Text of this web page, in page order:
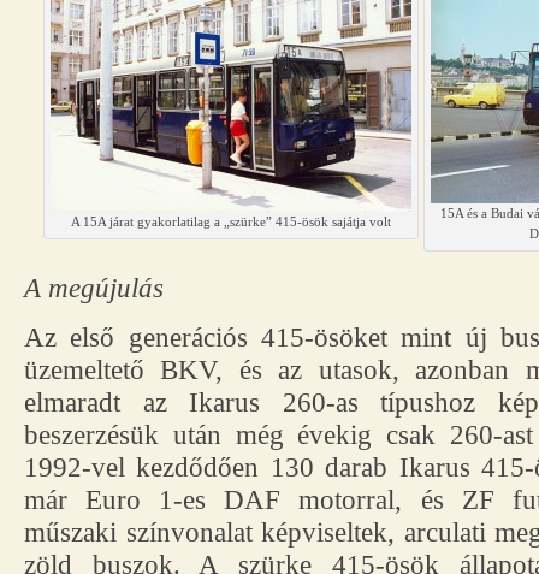
A 15A járat gyakorlatilag a „szürke” 415-ösök sajátja volt
15A és a Budai
A megújulás
Az első generációs 415-ösöket mint új
üzemeltető BKV, és az utasok, azonban
elmaradt az Ikarus 260-as típushoz
beszerzésük után még évekig csak 260-
1992-vel kezdődően 130 darab Ikarus
már Euro 1-es DAF motorral, és ZF
műszaki színvonalat képviseltek, arculati
zöld buszok. A szürke 415-ösök